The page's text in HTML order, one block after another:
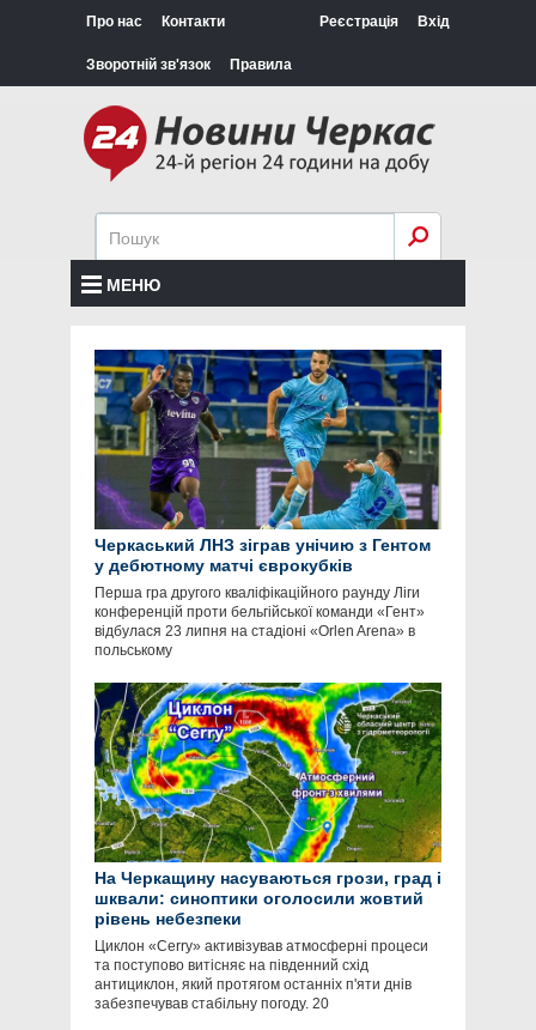
Про нас Контакти
Зворотній зв'язок Правила
Реєстрація Вхід
МЕНЮ
Черкаський ЛНЗ зіграв унічию з Гентом
у дебютному матчі єврокубків
Перша гра другого кваліфікаційного раунду Ліги
конференцій проти бельгійської команди «Гент»
відбулася 23 липня на стадіоні «Orlen Arena» в
польському
На Черкащину насуваються грози, град і
шквали: синоптики оголосили жовтий
рівень небезпеки
Циклон «Cerry» активізував атмосферні процеси
та поступово витісняє на південний схід
антициклон, який протягом останніх п'яти днів
забезпечував стабільну погоду. 20